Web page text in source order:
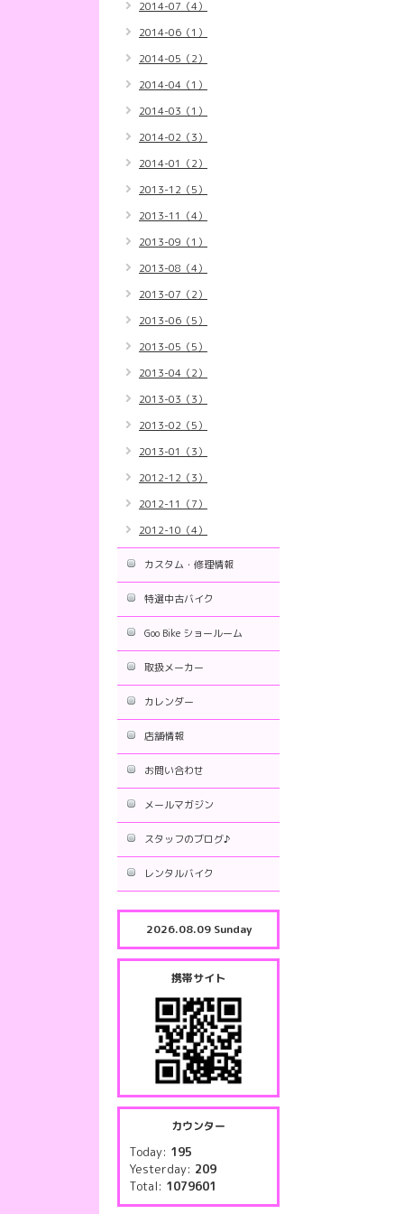
2014-07（4）
2014-06（1）
2014-05（2）
2014-04（1）
2014-03（1）
2014-02（3）
2014-01（2）
2013-12（5）
2013-11（4）
2013-09（1）
2013-08（4）
2013-07（2）
2013-06（5）
2013-05（5）
2013-04（2）
2013-03（3）
2013-02（5）
2013-01（3）
2012-12（3）
2012-11（7）
2012-10（4）
カスタム・修理情報
特選中古バイク
Goo Bike ショールーム
取扱メーカー
カレンダー
店舗情報
お問い合わせ
メールマガジン
スタッフのブログ♪
レンタルバイク
2026.08.09 Sunday
携帯サイト
カウンター
Today: 195
Yesterday: 209
Total: 1079601